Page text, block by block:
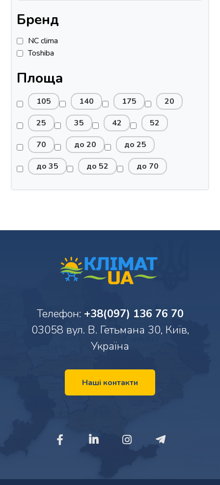
Бренд
NC clima
Toshiba
Площа
105 140 175
20
25
35 42
52
70
до 20
до 25
до 35
до 52 до 70
Телефон: +38(097) 136 76 70
03058 вул. В. Гетьмана 30, Київ,
Україна
Наші контакти